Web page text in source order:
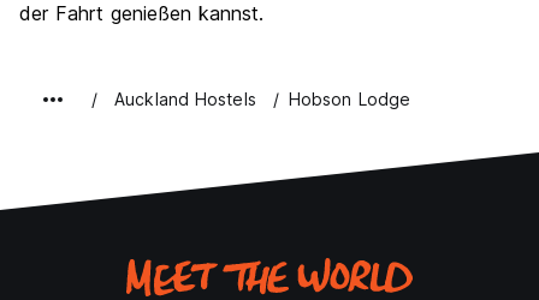
der Fahrt genießen kannst.
Auckland Hostels Hobson Lodge